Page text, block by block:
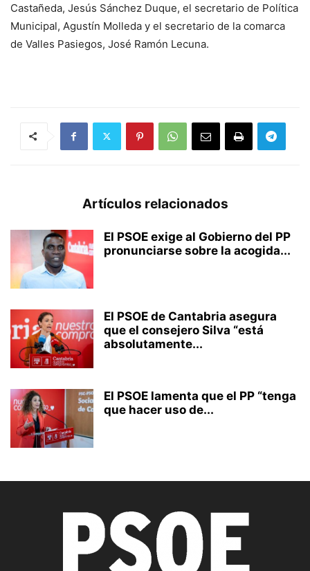
Castañeda, Jesús Sánchez Duque, el secretario de Política
Municipal, Agustín Molleda y el secretario de la comarca
de Valles Pasiegos, José Ramón Lecuna.
Artículos relacionados
El PSOE exige al Gobierno del PP
pronunciarse sobre la acogida...
El PSOE de Cantabria asegura
que el consejero Silva “está
absolutamente...
El PSOE lamenta que el PP “tenga
que hacer uso de...